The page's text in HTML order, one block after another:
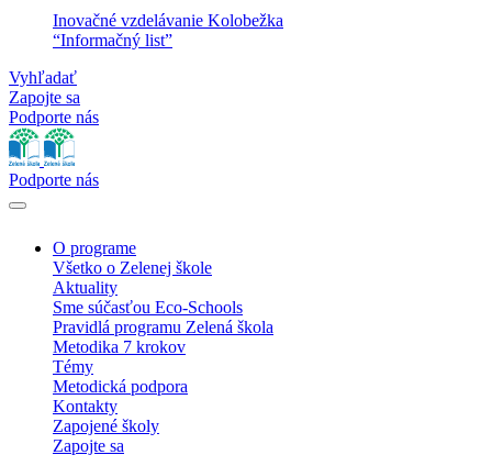
Inovačné vzdelávanie Kolobežka
“Informačný list”
Vyhľadať
Zapojte sa
Podporte nás
Podporte nás
O programe
Všetko o Zelenej škole
Aktuality
Sme súčasťou Eco-Schools
Pravidlá programu Zelená škola
Metodika 7 krokov
Témy
Metodická podpora
Kontakty
Zapojené školy
Zapojte sa